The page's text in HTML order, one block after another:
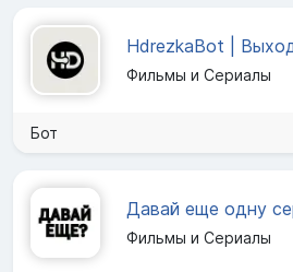
HdrezkaBot |
Фильмы и Сериалы
Бот
Давай еще одну
Фильмы и Сериалы